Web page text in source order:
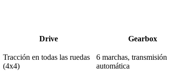
Drive Gearbox
Tracción en todas las ruedas
(4x4)
6 marchas, transmisión
automática